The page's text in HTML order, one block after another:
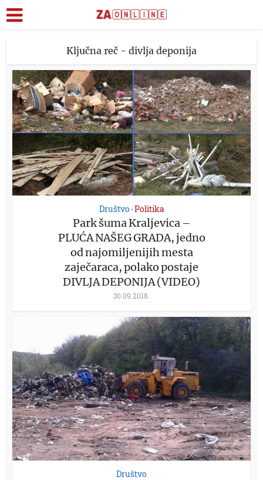
Ključna reč - divlja deponija
Društvo •Politika
Park šuma Kraljevica –
PLUĆA NAŠEG GRADA, jedno
od najomiljenijih mesta
zaječaraca, polako postaje
DIVLJA DEPONIJA (VIDEO)
30.09.2018.
Društvo